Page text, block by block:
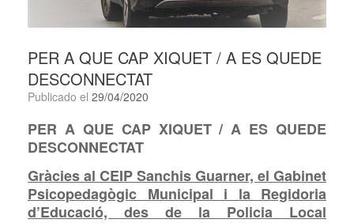
PER A QUE CAP XIQUET / A ES QUEDE
DESCONNECTAT
Publicado el 29/04/2020
PER A QUE CAP XIQUET / A ES QUEDE
DESCONNECTAT
Gràcies al CEIP Sanchis Guarner, el Gabinet
Psicopedagògic Municipal i la Regidoria
d’Educació, des de la Policia Local